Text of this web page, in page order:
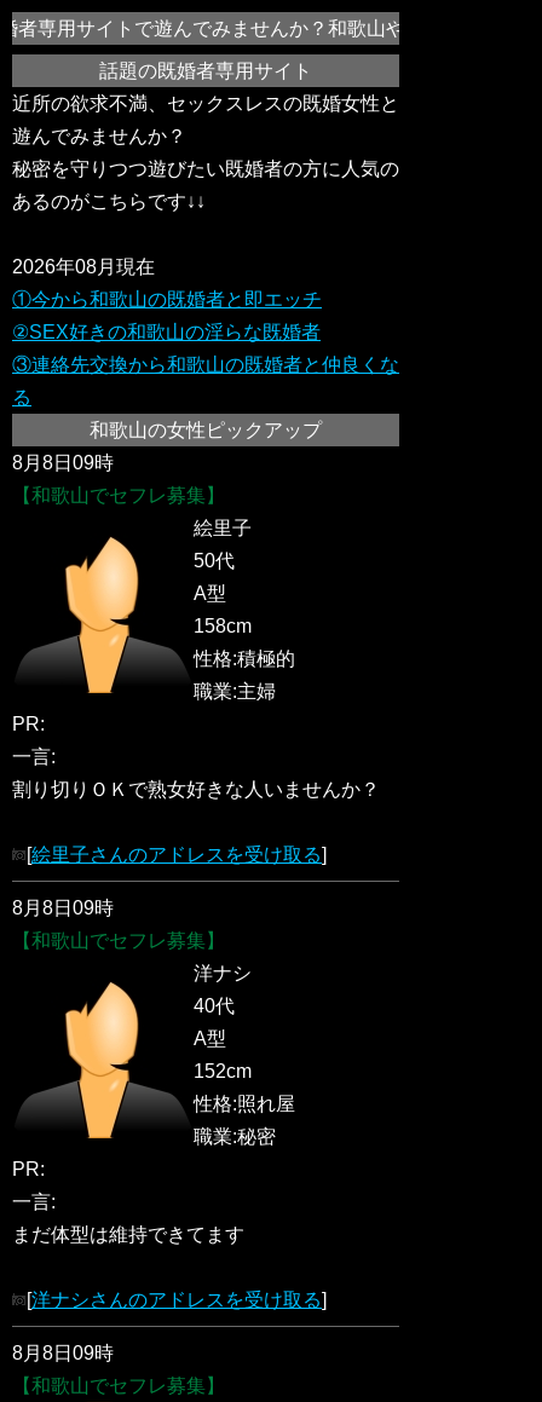
専用サイトで遊んでみませんか？和歌山や近所のドスケベ
話題の既婚者専用サイト
近所の欲求不満、セックスレスの既婚女性と
遊んでみませんか？
秘密を守りつつ遊びたい既婚者の方に人気の
あるのがこちらです↓↓
2026年08月現在
①今から和歌山の既婚者と即エッチ
②SEX好きの和歌山の淫らな既婚者
③連絡先交換から和歌山の既婚者と仲良くな
る
和歌山の女性ピックアップ
8月8日09時
【和歌山でセフレ募集】
絵里子
50代
A型
158cm
性格:積極的
職業:主婦
PR:
一言:
割り切りＯＫで熟女好きな人いませんか？
[絵里子さんのアドレスを受け取る]
8月8日09時
【和歌山でセフレ募集】
洋ナシ
40代
A型
152cm
性格:照れ屋
職業:秘密
PR:
一言:
まだ体型は維持できてます
[洋ナシさんのアドレスを受け取る]
8月8日09時
【和歌山でセフレ募集】